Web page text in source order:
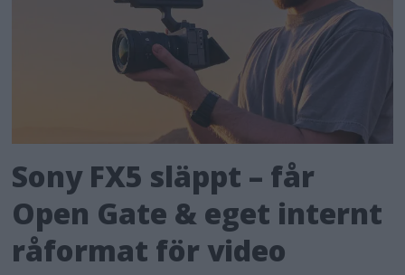
Sony FX5 släppt – får
Open Gate & eget internt
råformat för video